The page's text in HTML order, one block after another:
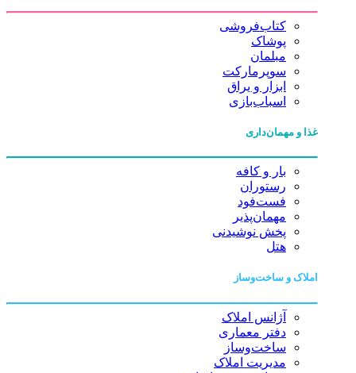
کتاب‌فروشی
پوشاک
مبلمان
سوپرمارکت
ابزار و یراق
اسباب‌بازی
غذا و مهمان‌داری
بار و کافه
رستوران
فست‌فود
مهمان‌پذیر
پخش نوشیدنی
هتل
املاک و ساخت‌وساز
آژانس املاک
دفتر معماری
ساخت‌وساز
مدیریت املاک